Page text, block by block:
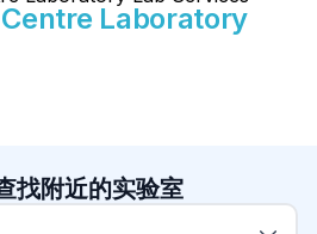
Laboratory
找附近的实验室